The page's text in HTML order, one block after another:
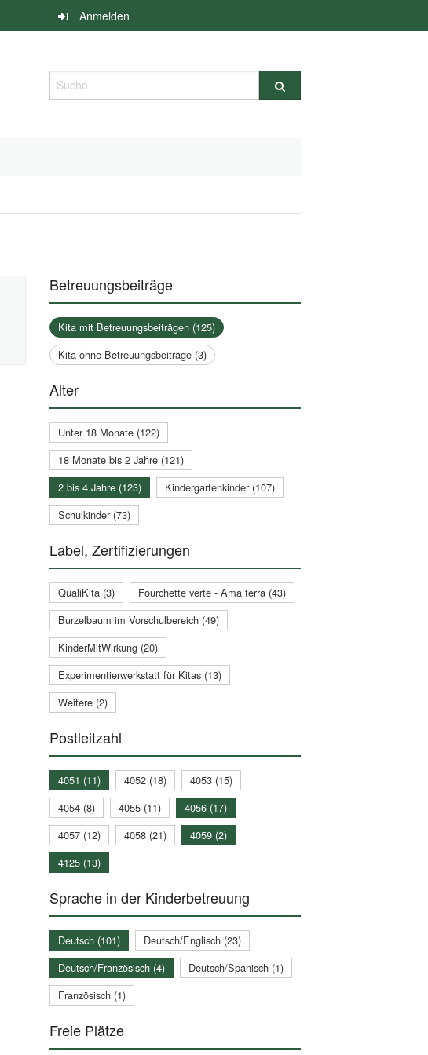
Anmelden
Suche
Betreuungsbeiträge
Kita mit Betreuungsbeiträgen (125)
Kita ohne Betreuungsbeiträge (3)
Alter
Unter 18 Monate (122)
18 Monate bis 2 Jahre (121)
2 bis 4 Jahre (123)
Kindergartenkinder (107)
Schulkinder (73)
Label, Zertifizierungen
QualiKita (3)
Fourchette verte - Ama terra (43)
Burzelbaum im Vorschulbereich (49)
KinderMitWirkung (20)
Experimentierwerkstatt für Kitas (13)
Weitere (2)
Postleitzahl
4051 (11) 4052 (18)
4053 (15)
4054 (8)
4055 (11)
4056 (17)
4057 (12)
4058 (21)
4059 (2)
4125 (13)
Sprache in der Kinderbetreuung
Deutsch (101)
Deutsch/Englisch (23)
Deutsch/Französisch (4)
Deutsch/Spanisch (1)
Französisch (1)
Freie Plätze